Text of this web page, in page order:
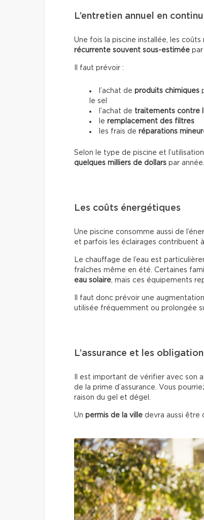
L’entretien annuel en continu
Une fois la piscine installée, les coûts
récurrente souvent sous-estimée
Il faut prévoir :
l’achat de produits chimiques
le sel
l’achat de traitements contre
le remplacement des filtres
les frais de réparations
Selon le type de piscine et
quelques milliers de dollars par année.
Les coûts énergétiques
Une piscine consomme aussi de
et parfois les éclairages contribuent
Le chauffage de l’eau est
fraîches même en été. Certaines
eau solaire, mais ces équipements
Il faut donc prévoir une
utilisée fréquemment ou prolongée
L’assurance et les
Il est important de vérifier avec son
de la prime d’assurance. Vous
raison du gel et dégel.
Un permis de la ville devra aussi être